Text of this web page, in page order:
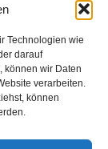
Technologien wie
darauf
können wir Daten
verarbeiten.
können